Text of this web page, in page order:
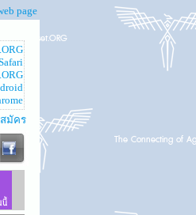
สมัคร